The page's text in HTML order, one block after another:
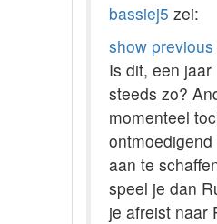
bassiej5 zei:
show
Is dit, een
steeds zo?
momenteel
aan te
speel je dan
je afreist naar